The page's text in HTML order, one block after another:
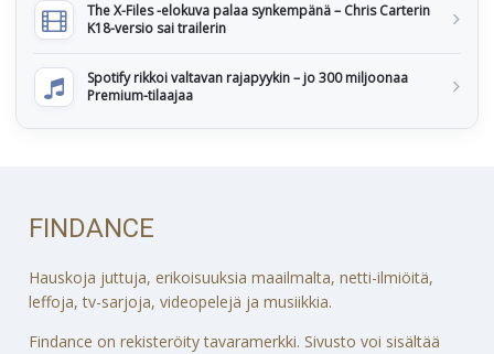
The X-Files -elokuva palaa synkempänä – Chris Carterin
K18-versio sai trailerin
Spotify rikkoi valtavan rajapyykin – jo 300 miljoonaa
Premium-tilaajaa
FINDANCE
Hauskoja juttuja, erikoisuuksia maailmalta, netti-ilmiöitä,
leffoja, tv-sarjoja, videopelejä ja musiikkia.
Findance on rekisteröity tavaramerkki. Sivusto voi sisältää